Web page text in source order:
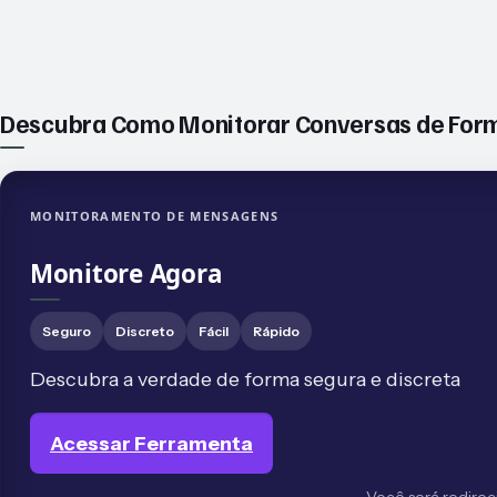
Descubra Como Monitorar Conversas de
MONITORAMENTO DE MENSAGENS
Monitore Agora
Seguro Discreto Fácil Rápido
Descubra a verdade de forma segura e discreta
Acessar Ferramenta